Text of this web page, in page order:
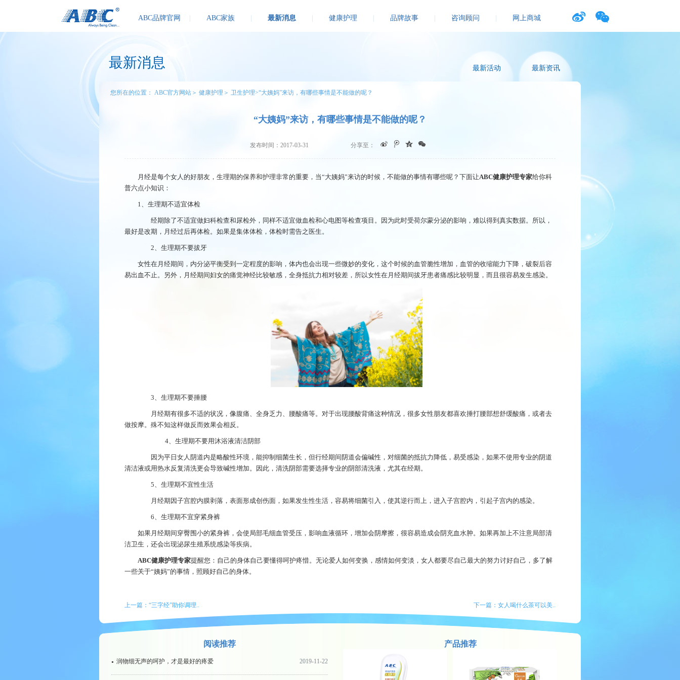
ABC品牌官网 ABC家族 最新消息 健康护理 品牌故事 咨询顾问 网上商城
最新消息 最新活动 最新资讯
您所在的位置： ABC官方网站 ＞ 健康护理 ＞ 卫生护理>“大姨妈”来访，有哪些事情是不能做的呢？
“大姨妈”来访，有哪些事情是不能做的呢？
发布时间：2017-03-31 分享至：
月经是每个女人的好朋友，生理期的保养和护理非常的重要，当“大姨妈”来访的时候，不能做的事情有哪些呢？下面让ABC健康护理专家给你科
普六点小知识：
1、生理期不适宜体检
经期除了不适宜做妇科检查和尿检外，同样不适宜做血检和心电图等检查项目。因为此时受荷尔蒙分泌的影响，难以得到真实数据。所以，
最好是改期，月经过后再体检。如果是集体体检，体检时需告之医生。
2、生理期不要拔牙
女性在月经期间，内分泌平衡受到一定程度的影响，体内也会出现一些微妙的变化，这个时候的血管脆性增加，血管的收缩能力下降，破裂后容
易出血不止。另外，月经期间妇女的痛觉神经比较敏感，全身抵抗力相对较差，所以女性在月经期间拔牙患者痛感比较明显，而且很容易发生感染。
3、生理期不要捶腰
月经期有很多不适的状况，像腹痛、全身乏力、腰酸痛等。对于出现腰酸背痛这种情况，很多女性朋友都喜欢捶打腰部想舒缓酸痛，或者去
做按摩。殊不知这样做反而效果会相反。
4、生理期不要用沐浴液清洁阴部
因为平日女人阴道内是略酸性环境，能抑制细菌生长，但行经期间阴道会偏碱性，对细菌的抵抗力降低，易受感染，如果不使用专业的阴道
清洁液或用热水反复清洗更会导致碱性增加。因此，清洗阴部需要选择专业的阴部清洗液，尤其在经期。
5、生理期不宜性生活
月经期因子宫腔内膜剥落，表面形成创伤面，如果发生性生活，容易将细菌引入，使其逆行而上，进入子宫腔内，引起子宫内的感染。
6、生理期不宜穿紧身裤
如果月经期间穿臀围小的紧身裤，会使局部毛细血管受压，影响血液循环，增加会阴摩擦，很容易造成会阴充血水肿。如果再加上不注意局部清
洁卫生，还会出现泌尿生殖系统感染等疾病。
ABC健康护理专家提醒您：自己的身体自己要懂得呵护疼惜。无论爱人如何变换，感情如何变淡，女人都要尽自己最大的努力讨好自己，多了解
一些关于“姨妈”的事情，照顾好自己的身体。
上一篇： “三字经”助你调理.. 下一篇： 女人喝什么茶可以美..
阅读推荐
● 润物细无声的呵护，才是最好的疼爱 2019-11-22
产品推荐